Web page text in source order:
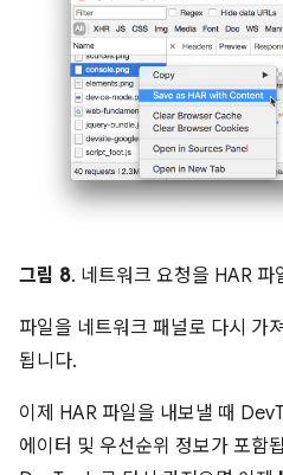
그림 8. 네트워크 요청을 HAR 파
파일을 네트워크 패널로 다시 가
됩니다.
이제 HAR 파일을 내보낼 때
에이터 및 우선순위 정보가 포함